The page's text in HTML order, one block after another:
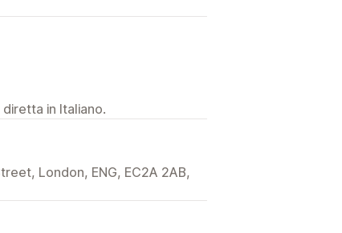
in Italiano.
London, ENG, EC2A 2AB,